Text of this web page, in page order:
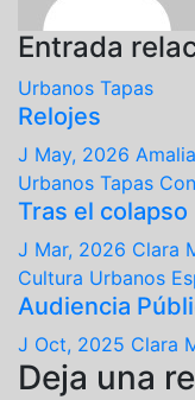
Entrada
Urbanos Tapas
Relojes
J May, 2026
Urbanos Tapas
Tras el colapso
J Mar, 2026 Clara
Cultura Urbanos
Audiencia
J Oct, 2025 Clara
Deja una